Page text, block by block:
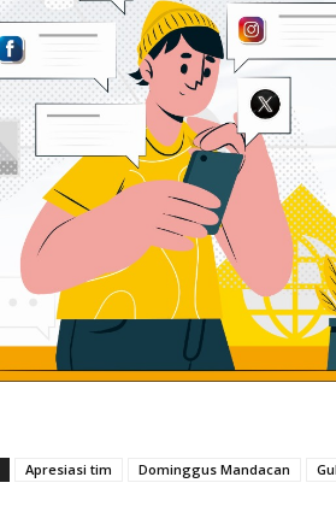
Apresiasi tim Dominggus Mandacan